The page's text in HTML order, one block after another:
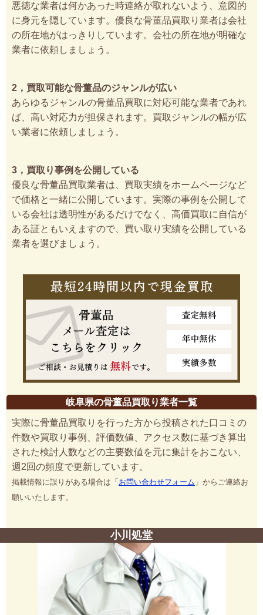
悪徳な業者は何かあった時連絡が取れないよう、意図的
に身元を隠しています。優良な骨董品買取り業者は会社
の所在地がはっきりしています。会社の所在地が明確な
業者に依頼しましょう。
2，買取可能な骨董品のジャンルが広い
あらゆるジャンルの骨董品買取に対応可能な業者であれ
ば、高い対応力が担保されます。買取ジャンルの幅が広
い業者に依頼しましょう。
3，買取り事例を公開している
優良な骨董品買取業者は、買取実績をホームページなど
で価格と一緒に公開しています。実際の事例を公開して
いる会社は透明性があるだけでなく、高価買取に自信が
ある証ともいえますので、買い取り実績を公開している
業者を選びましょう。
岐阜県の骨董品買取り業者一覧
実際に骨董品買取りを行った方から投稿された口コミの
件数や買取り事例、評価数値、アクセス数に基づき算出
された検討人数などの主要数値を元に集計をおこない、
週2回の頻度で更新しています。
掲載情報に誤りがある場合は「 お問い合わせフォーム 」からご連絡お
願いいたします。
小川処堂